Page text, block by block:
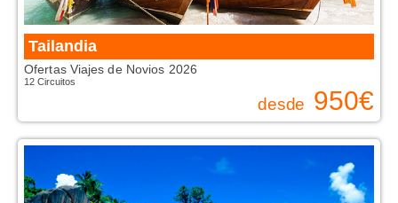
Tailandia
Ofertas Viajes de Novios 2026
12 Circuitos
desde 950€